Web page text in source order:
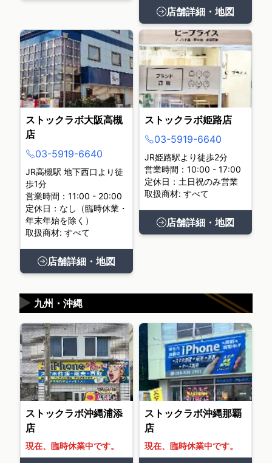
店舗詳細・地図
ストックラボ大阪高槻
店
03-5919-6640
JR高槻駅 地下西口より徒
歩1分
営業時間：11:00 - 20:00
定休日：なし（臨時休業・
年末年始を除く）
取扱商材: すべて
店舗詳細・地図
ストックラボ姫路店
03-5919-6640
JR姫路駅より徒歩2分
営業時間：10:00 - 17:00
定休日：土日祝のみ営業
取扱商材: すべて
店舗詳細・地図
九州・沖縄
▶
ストックラボ沖縄浦添
店
現在、臨時休業中です。
ストックラボ沖縄那覇
店
現在、臨時休業中です。